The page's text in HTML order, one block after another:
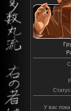
Статус:
У вас